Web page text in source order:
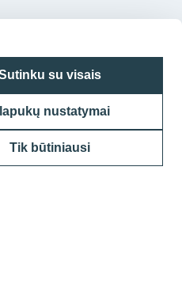
su visais
nustatymai
Tik būtiniausi